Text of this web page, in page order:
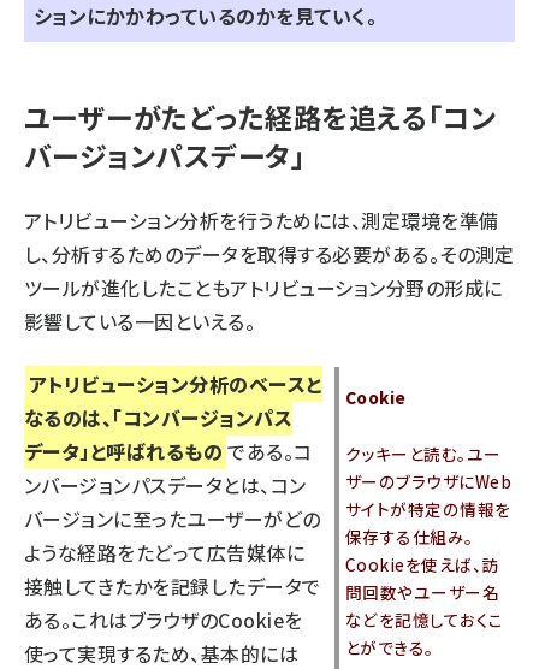
ションにかかわっているのかを見ていく。
ユーザーがたどった経路を追える「コン
バージョンパスデータ」
アトリビューション分析を行うためには、測定環境を準備
し、分析するためのデータを取得する必要がある。その測定
ツールが進化したこともアトリビューション分野の形成に
影響している一因といえる。
Cookie
クッキーと読む。ユー
ザーのブラウザにWeb
サイトが特定の情報を
保存する仕組み。
Cookieを使えば、訪
問回数やユーザー名
などを記憶しておくこ
とができる。
アトリビューション分析のベースと
なるのは、「コンバージョンパス
データ」と呼ばれるもの である。コ
ンバージョンパスデータとは、コン
バージョンに至ったユーザーがどの
ような経路をたどって広告媒体に
接触してきたかを記録したデータで
ある。これはブラウザのCookieを
使って実現するため、基本的には